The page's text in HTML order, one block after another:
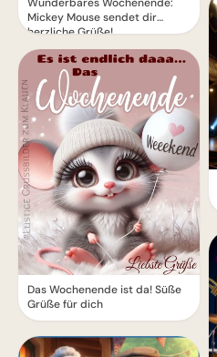
Mickey Mouse sendet dir
herzliche Grüße!
Das Wochenende ist da! Süße
Grüße für dich